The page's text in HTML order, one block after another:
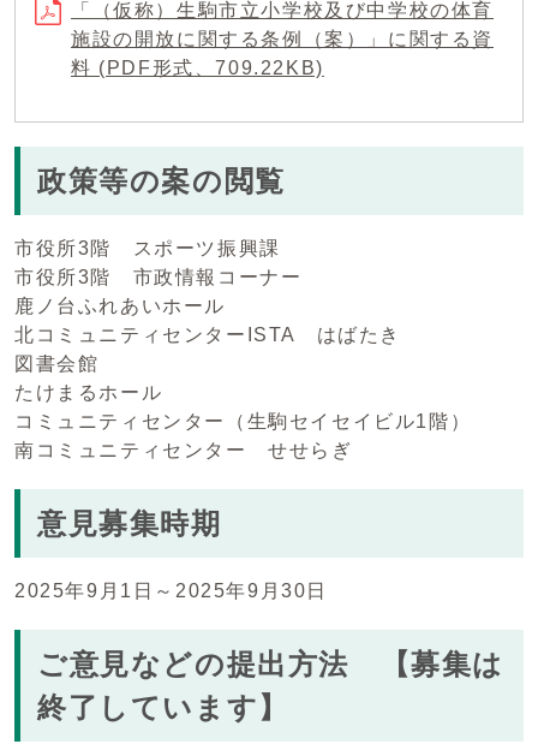
「（仮称）生駒市立小学校及び中学校の体育
施設の開放に関する条例（案）」に関する資
料 (PDF形式、709.22KB)
政策等の案の閲覧
市役所3階 スポーツ振興課
市役所3階 市政情報コーナー
鹿ノ台ふれあいホール
北コミュニティセンターISTA はばたき
図書会館
たけまるホール
コミュニティセンター（生駒セイセイビル1階）
南コミュニティセンター せせらぎ
意見募集時期
2025年9月1日～2025年9月30日
ご意見などの提出方法 【募集は
終了しています】